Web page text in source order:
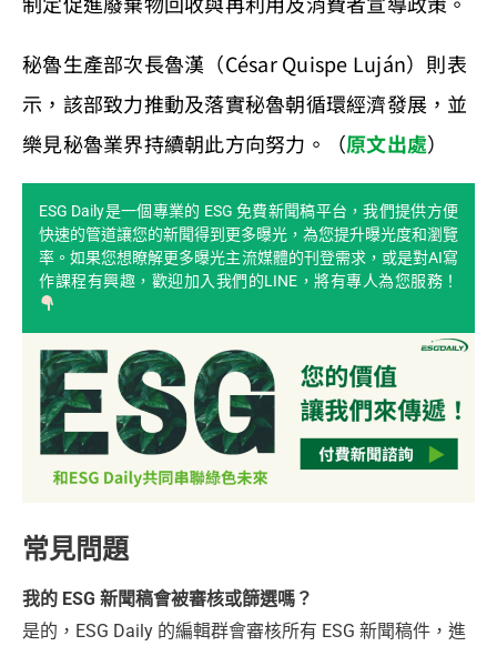
秘魯生產部次長魯漢（César Quispe Luján）則表
示，該部致力推動及落實秘魯朝循環經濟發展，並
樂見秘魯業界持續朝此方向努力。（原文出處）
ESG Daily是一個專業的 ESG 免費新聞稿平台，我們提供方便
快速的管道讓您的新聞得到更多曝光，為您提升曝光度和瀏覽
率。如果您想瞭解更多曝光主流媒體的刊登需求，或是對AI寫
作課程有興趣，歡迎加入我們的LINE，將有專人為您服務！
常見問題
我的 ESG 新聞稿會被審核或篩選嗎？
是的，ESG Daily 的編輯群會審核所有 ESG 新聞稿件，進